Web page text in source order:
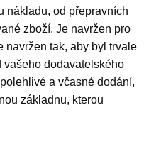
nákladu, od přepravních
zboží. Je navržen pro
navržen tak, aby byl trvale
vašeho dodavatelského
a včasné dodání,
základnu, kterou